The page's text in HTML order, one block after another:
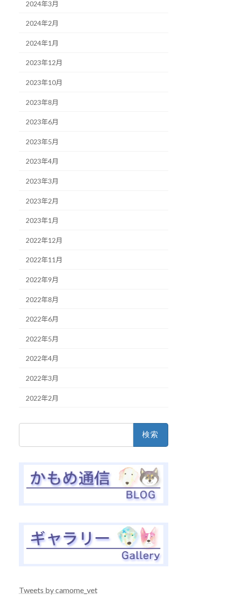
2024年3月
2024年2月
2024年1月
2023年12月
2023年10月
2023年8月
2023年6月
2023年5月
2023年4月
2023年3月
2023年2月
2023年1月
2022年12月
2022年11月
2022年9月
2022年8月
2022年6月
2022年5月
2022年4月
2022年3月
2022年2月
Tweets by camome_vet